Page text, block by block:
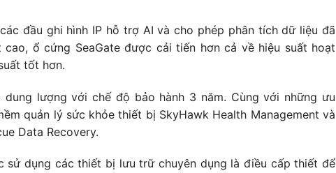
đầu ghi hình IP hỗ trợ AI và cho phép phân tích dữ liệu đã
ổ cứng SeaGate được cải tiến hơn cả về hiệu suất hoạt
tốt hơn.
lượng với chế độ bảo hành 3 năm. Cùng với những ưu
quản lý sức khỏe thiết bị SkyHawk Health Management và
Data Recovery.
dụng các thiết bị lưu trữ chuyên dụng là điều cấp thiết để